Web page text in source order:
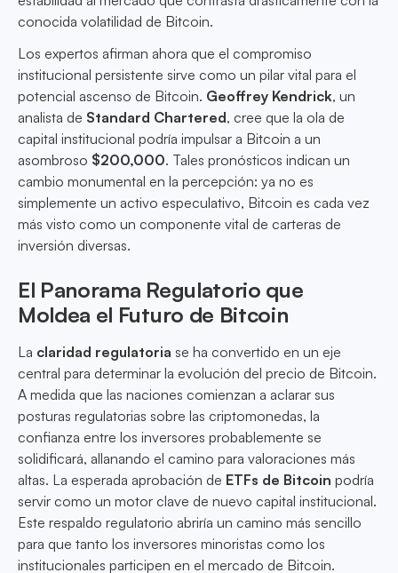
conocida volatilidad de Bitcoin.
Los expertos afirman ahora que el compromiso
institucional persistente sirve como un pilar vital para el
potencial ascenso de Bitcoin. Geoffrey Kendrick, un
analista de Standard Chartered, cree que la ola de
capital institucional podría impulsar a Bitcoin a un
asombroso $200,000. Tales pronósticos indican un
cambio monumental en la percepción: ya no es
simplemente un activo especulativo, Bitcoin es cada vez
más visto como un componente vital de carteras de
inversión diversas.
El Panorama Regulatorio que
Moldea el Futuro de Bitcoin
La claridad regulatoria se ha convertido en un eje
central para determinar la evolución del precio de Bitcoin.
A medida que las naciones comienzan a aclarar sus
posturas regulatorias sobre las criptomonedas, la
confianza entre los inversores probablemente se
solidificará, allanando el camino para valoraciones más
altas. La esperada aprobación de ETFs de Bitcoin podría
servir como un motor clave de nuevo capital institucional.
Este respaldo regulatorio abriría un camino más sencillo
para que tanto los inversores minoristas como los
institucionales participen en el mercado de Bitcoin.